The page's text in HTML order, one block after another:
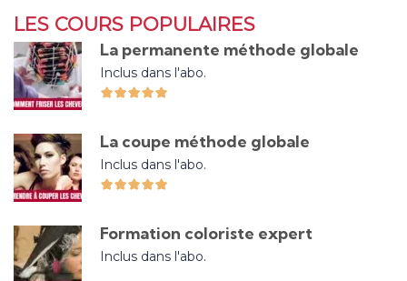
LES COURS POPULAIRES
La permanente méthode globale
Inclus dans l'abo.
La coupe méthode globale
Inclus dans l'abo.
Formation coloriste expert
Inclus dans l'abo.